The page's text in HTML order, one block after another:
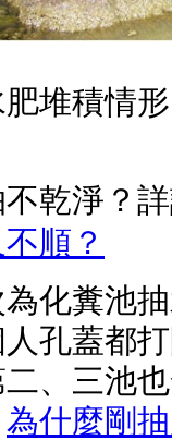
堆積情
乾淨？
順？
化糞池
孔蓋都
、三池
為什麼剛